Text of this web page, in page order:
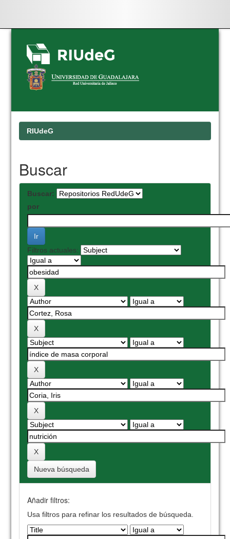
Skip
navigation
RIUdeG
Buscar
Buscar:
por
Filtros actuales:
Nueva búsqueda
Añadir filtros:
Usa filtros para refinar los resultados de búsqueda.